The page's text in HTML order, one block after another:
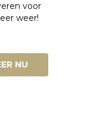
voor
weer!
NU